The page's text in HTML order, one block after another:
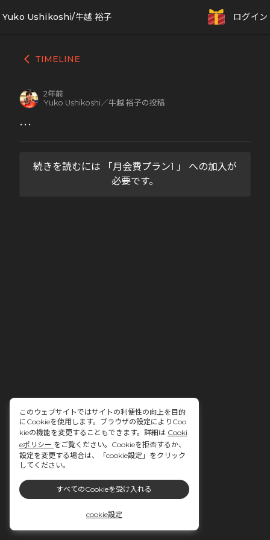
Yuko Ushikoshi/牛越 裕子 ログイン
arrow_back_ios TIMELINE
2年前
Yuko Ushikoshi／牛越 裕子の投稿
･･･
続きを読むには 「月会費プラン1 」 への加入が
必要です。
このウェブサイトではサイトの利便性の向上を目的
にCookieを使用します。ブラウザの設定によりCoo
kieの機能を変更することもできます。詳細は Cooki
eポリシー をご覧ください。Cookieを拒否するか、
設定を変更する場合は、「cookie設定」をクリック
してください。
すべてのCookieを受け入れる
cookie設定